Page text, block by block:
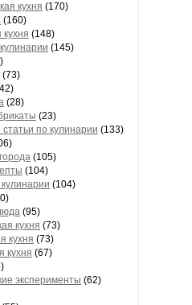
кухня (170)
(160)
кухня (148)
(145)
(73)
(28)
(23)
по кулинарии (133)
(105)
(104)
кулинарии (104)
(95)
кухня (73)
кухня (73)
кухня (67)
эксперименты (62)